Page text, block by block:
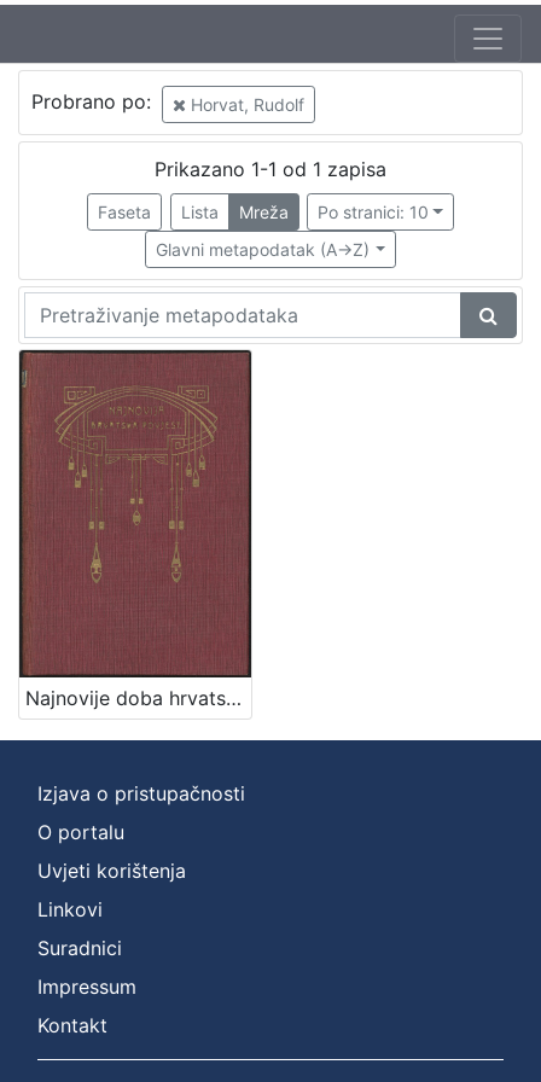
Probrano po: Horvat, Rudolf
Prikazano 1-1 od 1 zapisa
Faseta Lista Mreža
Po stranici: 10
Glavni metapodatak (A->Z)
Najnovije doba hrvatske povijesti / napisao Rudolf Horvat
Izjava o pristupačnosti
O portalu
Uvjeti korištenja
Linkovi
Suradnici
Impressum
Kontakt